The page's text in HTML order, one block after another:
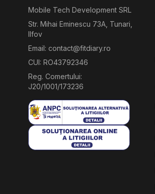
Mobile Tech Development SRL
Str. Mihai Eminescu 73A, Tunari,
Ilfov
Email: contact@fitdiary.ro
CUI: RO43792346
Reg. Comertului:
J20/1001/173236